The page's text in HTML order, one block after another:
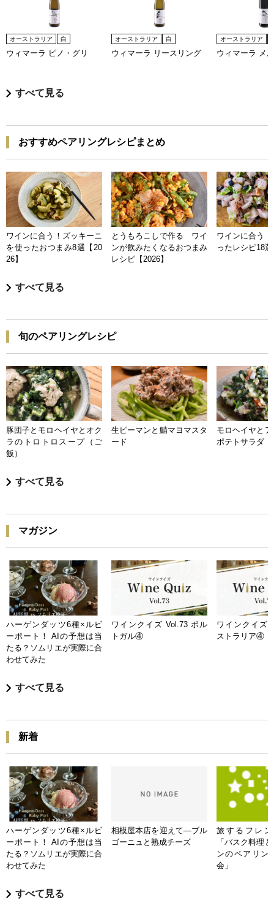
オーストラリア 白
ウィマーラ ピノ・グリ
オーストラリア 白
ウィマーラ リースリング
オーストラリア
ウィマーラ メ
すべて見る
おすすめペアリングレシピまとめ
ワインに合う！ズッキーニ
を使ったおつまみ8選【20
26】
とうもろこしで作る ワイ
ンが飲みたくなるおつまみ
レシピ【2026】
ワインに合う
ったレシピ18
すべて見る
旬のペアリングレシピ
豚団子とモロヘイヤとオク
ラのトロトロスープ（ご
飯）
生ピーマンと鯖マヨマスタ
ード
モロヘイヤと
ポテトサラダ
すべて見る
マガジン
ハーゲンダッツ6種×ルビ
ーポート！ AIの予想は当
たる？ソムリエが実際に合
わせてみた
ワインクイズ Vol.73 ポル
トガル④
ワインクイズ
ストラリア④
すべて見る
新着
ハーゲンダッツ6種×ルビ
ーポート！ AIの予想は当
たる？ソムリエが実際に合
わせてみた
相模屋本店を迎えて―ブル
ゴーニュと熟成チーズ
旅するフレン
「バスク料理
ンのペアリン
会」
すべて見る